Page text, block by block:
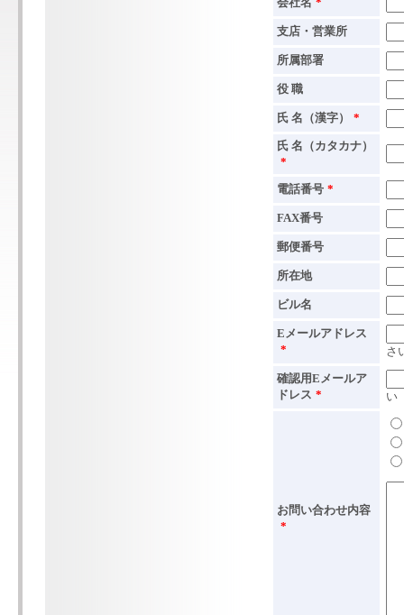
支店・営業所
所属部署
役 職
氏 名（漢字） *
氏 名（カタカナ）
*
電話番号 *
FAX番号
郵便番号
所在地
ビル名
Eメールアドレス
*
さ
確認用Eメールア
ドレス * い
お問い合わせ内容
*